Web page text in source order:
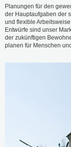
Planungen für den
der Hauptaufgaben der
und flexible
Entwürfe sind unser
der zukünftigen
planen für Menschen